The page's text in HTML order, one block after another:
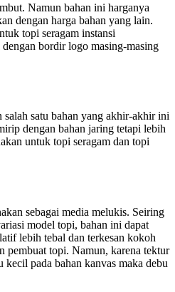
Namun bahan ini harganya
dengan harga bahan yang lain.
topi seragam instansi
bordir logo masing-masing
salah satu bahan yang akhir-akhir ini
dengan bahan jaring tetapi lebih
untuk topi seragam dan topi
sebagai media melukis. Seiring
model topi, bahan ini dapat
lebih tebal dan terkesan kokoh
pembuat topi. Namun, karena tektur
pada bahan kanvas maka debu